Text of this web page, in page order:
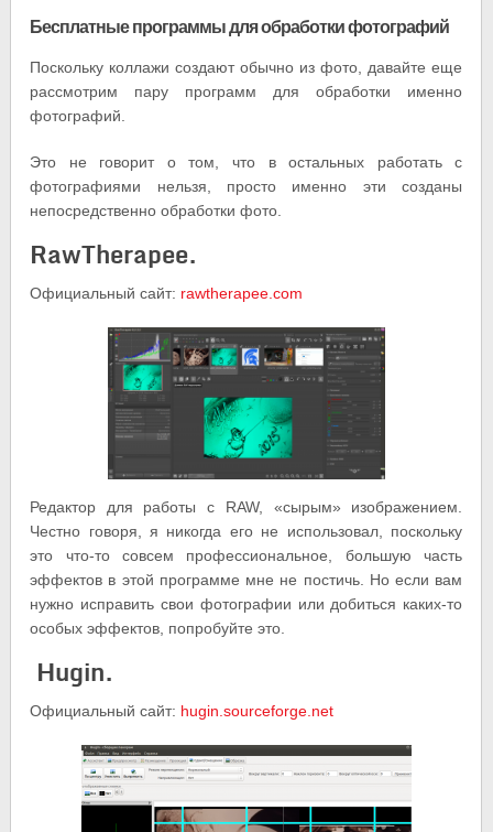
Бесплатные программы для обработки фотографий
Поскольку коллажи создают обычно из фото, давайте еще
рассмотрим пару программ для обработки именно
фотографий.
Это не говорит о том, что в остальных работать с
фотографиями нельзя, просто именно эти созданы
непосредственно обработки фото.
RawTherapee.
Официальный сайт: rawtherapee.com
Редактор для работы с RAW, «сырым» изображением.
Честно говоря, я никогда его не использовал, поскольку
это что-то совсем профессиональное, большую часть
эффектов в этой программе мне не постичь. Но если вам
нужно исправить свои фотографии или добиться каких-то
особых эффектов, попробуйте это.
Hugin.
Официальный сайт: hugin.sourceforge.net